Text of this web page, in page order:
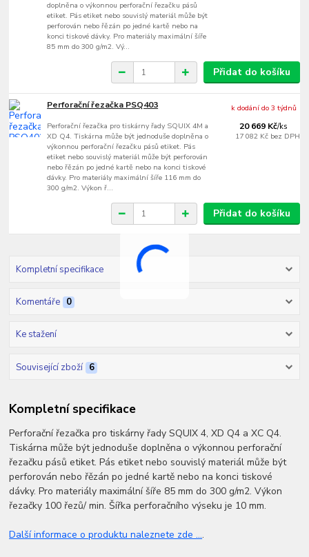
doplněna o výkonnou perforační řezačku pásů
etiket. Pás etiket nebo souvislý materiál může být
perforován nebo řězán po jedné kartě nebo na
konci tiskové dávky. Pro materiály maximální šíře
85 mm do 300 g/m2. Vý...
Přidat do košíku
Perforační řezačka PSQ403
Perforační řezačka pro tiskárny řady SQUIX 4M a
XD Q4. Tiskárna může být jednoduše doplněna o
výkonnou perforační řezačku pásů etiket. Pás
etiket nebo souvislý materiál může být perforován
nebo řězán po jedné kartě nebo na konci tiskové
dávky. Pro materiály maximální šíře 116 mm do
300 g/m2. Výkon ř...
20 669 Kč/ks
17 082 Kč bez DPH
k dodání do 3 týdnů
Přidat do košíku
Kompletní specifikace
Komentáře 0
Ke stažení
Související zboží 6
Kompletní specifikace
Perforační řezačka pro tiskárny řady SQUIX 4, XD Q4 a XC Q4.
Tiskárna může být jednoduše doplněna o výkonnou perforační
řezačku pásů etiket. Pás etiket nebo souvislý materiál může být
perforován nebo řězán po jedné kartě nebo na konci tiskové
dávky. Pro materiály maximální šíře 85 mm do 300 g/m2. Výkon
řezačky 100 řezů/ min. Šířka perforačního výseku je 10 mm.
Další informace o produktu naleznete zde ....